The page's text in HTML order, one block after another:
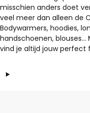
productpagina
misschien anders doet
veel meer dan alleen de
Bodywarmers, hoodies,
handschoenen,
vind je altijd jouw perfect